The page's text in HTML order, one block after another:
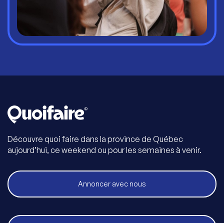
Découvre quoi faire dans la province de Québec
aujourd’hui, ce weekend ou pour les semaines à venir.
Annoncer avec nous